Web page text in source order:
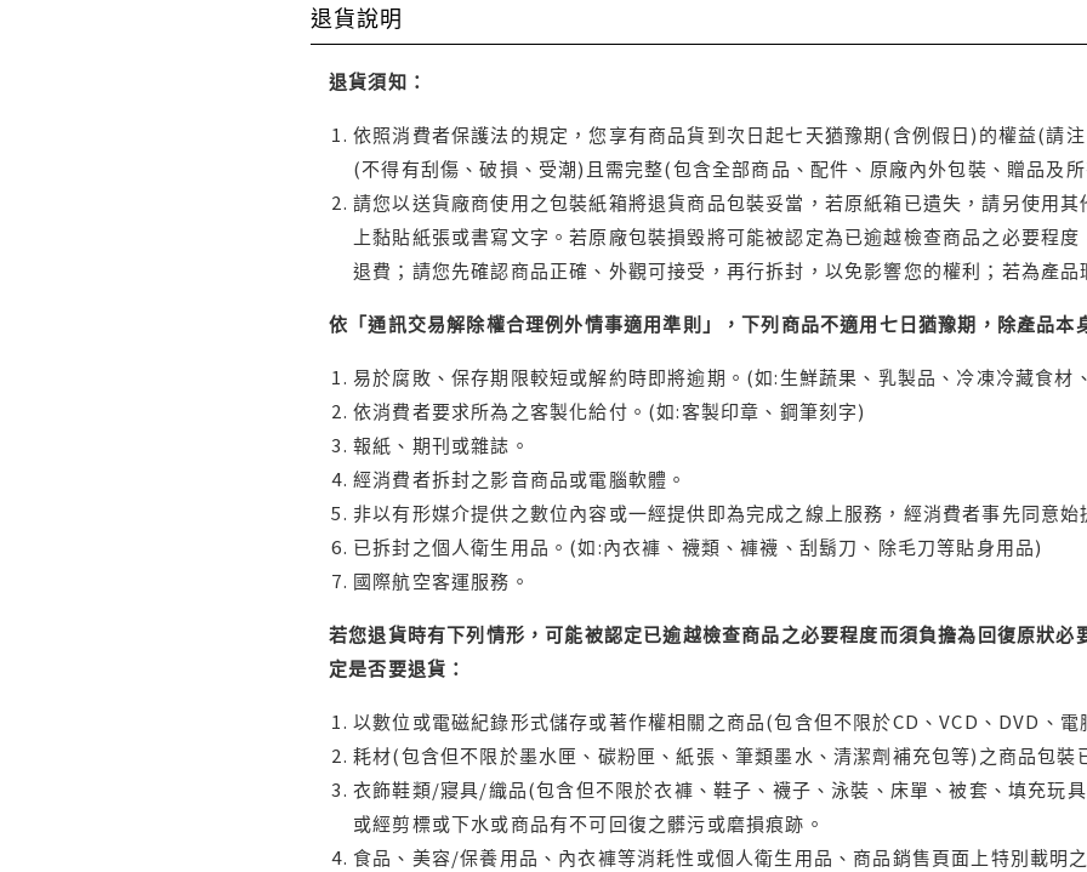
退貨說明
退貨須知：
依照消費者保護法的規定，您享有商品貨到次日起七天猶豫期(含例假日)的權益(請
(不得有刮傷、破損、受潮)且需完整(包含全部商品、配件、原廠內外包裝、贈品及
請您以送貨廠商使用之包裝紙箱將退貨商品包裝妥當，若原紙箱已遺失，請另使用
上黏貼紙張或書寫文字。若原廠包裝損毀將可能被認定為已逾越檢查商品之必要程
退費；請您先確認商品正確、外觀可接受，再行拆封，以免影響您的權利；若為產
依「通訊交易解除權合理例外情事適用準則」，下列商品不適用七日猶豫期，除產品本
易於腐敗、保存期限較短或解約時即將逾期。(如:生鮮蔬果、乳製品、冷凍冷藏食材
依消費者要求所為之客製化給付。(如:客製印章、鋼筆刻字)
報紙、期刊或雜誌。
經消費者拆封之影音商品或電腦軟體。
非以有形媒介提供之數位內容或一經提供即為完成之線上服務，經消費者事先同意
已拆封之個人衛生用品。(如:內衣褲、襪類、褲襪、刮鬍刀、除毛刀等貼身用品)
國際航空客運服務。
若您退貨時有下列情形，可能被認定已逾越檢查商品之必要程度而須負擔為回復原狀
定是否要退貨：
以數位或電磁紀錄形式儲存或著作權相關之商品(包含但不限於CD、VCD、DVD、
耗材(包含但不限於墨水匣、碳粉匣、紙張、筆類墨水、清潔劑補充包等)之商品包
衣飾鞋類/寢具/織品(包含但不限於衣褲、鞋子、襪子、泳裝、床單、被套、填充玩
或經剪標或下水或商品有不可回復之髒污或磨損痕跡。
食品、美容/保養用品、內衣褲等消耗性或個人衛生用品、商品銷售頁面上特別載明